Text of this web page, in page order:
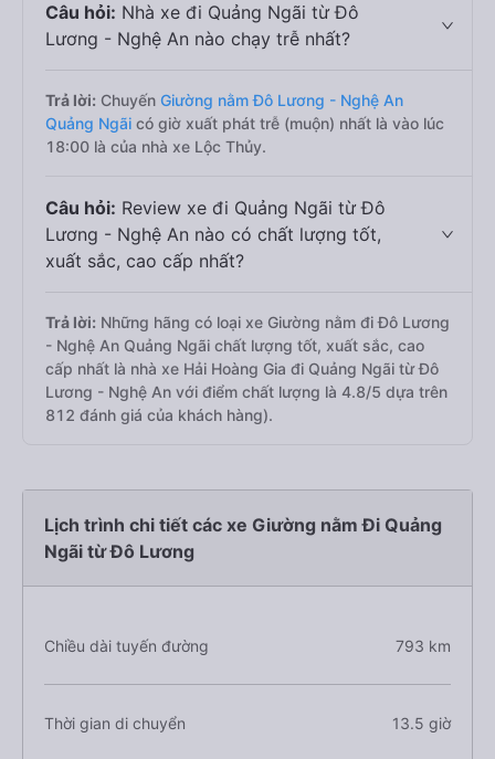
Câu hỏi: Nhà xe đi Quảng Ngãi từ Đô
Lương - Nghệ An nào chạy trễ nhất?
Trả lời: Chuyến Giường nằm Đô Lương - Nghệ An
Quảng Ngãi có giờ xuất phát trễ (muộn) nhất là vào lúc
18:00 là của nhà xe Lộc Thủy.
Câu hỏi: Review xe đi Quảng Ngãi từ Đô
Lương - Nghệ An nào có chất lượng tốt,
xuất sắc, cao cấp nhất?
Trả lời: Những hãng có loại xe Giường nằm đi Đô Lương
- Nghệ An Quảng Ngãi chất lượng tốt, xuất sắc, cao
cấp nhất là nhà xe Hải Hoàng Gia đi Quảng Ngãi từ Đô
Lương - Nghệ An với điểm chất lượng là 4.8/5 dựa trên
812 đánh giá của khách hàng).
Lịch trình chi tiết các xe Giường nằm Đi Quảng
Ngãi từ Đô Lương
Chiều dài tuyến đường 793 km
Thời gian di chuyển 13.5 giờ